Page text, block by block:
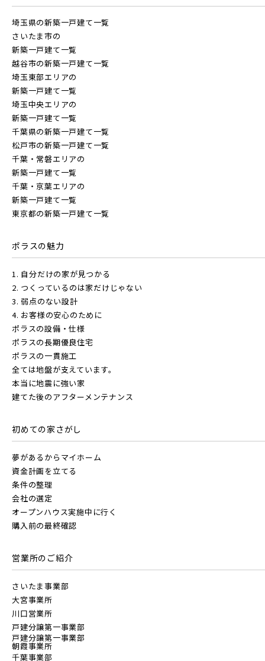
埼玉県の新築一戸建て一覧
さいたま市の
新築一戸建て一覧
越谷市の新築一戸建て一覧
埼玉東部エリアの
新築一戸建て一覧
埼玉中央エリアの
新築一戸建て一覧
千葉県の新築一戸建て一覧
松戸市の新築一戸建て一覧
千葉・常磐エリアの
新築一戸建て一覧
千葉・京葉エリアの
新築一戸建て一覧
東京都の新築一戸建て一覧
ポラスの魅力
1. 自分だけの家が見つかる
2. つくっているのは家だけじゃない
3. 弱点のない設計
4. お客様の安心のために
ポラスの設備・仕様
ポラスの長期優良住宅
ポラスの一貫施工
全ては地盤が支えています。
本当に地震に強い家
建てた後のアフターメンテナンス
初めての家さがし
夢があるからマイホーム
資金計画を立てる
条件の整理
会社の選定
オープンハウス実施中に行く
購入前の最終確認
営業所のご紹介
さいたま事業部
大宮事業所
川口営業所
戸建分譲第一事業部
戸建分譲第一事業部
朝霞事業所
千葉事業部